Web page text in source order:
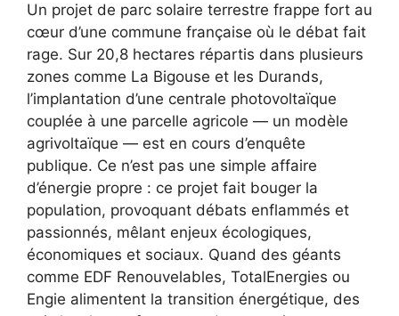
Un projet de parc solaire terrestre frappe fort au
cœur d’une commune française où le débat fait
rage. Sur 20,8 hectares répartis dans plusieurs
zones comme La Bigouse et les Durands,
l’implantation d’une centrale photovoltaïque
couplée à une parcelle agricole — un modèle
agrivoltaïque — est en cours d’enquête
publique. Ce n’est pas une simple affaire
d’énergie propre : ce projet fait bouger la
population, provoquant débats enflammés et
passionnés, mêlant enjeux écologiques,
économiques et sociaux. Quand des géants
comme EDF Renouvelables, TotalEnergies ou
Engie alimentent la transition énergétique, des